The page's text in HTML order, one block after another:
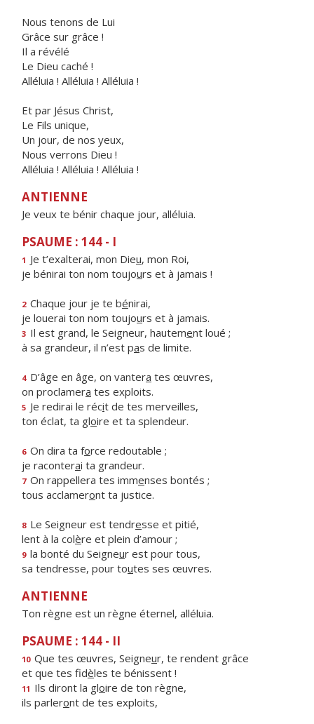
Nous tenons de Lui
Grâce sur grâce !
Il a révélé
Le Dieu caché !
Alléluia ! Alléluia ! Alléluia !
Et par Jésus Christ,
Le Fils unique,
Un jour, de nos yeux,
Nous verrons Dieu !
Alléluia ! Alléluia ! Alléluia !
ANTIENNE
Je veux te bénir chaque jour, alléluia.
PSAUME : 144 - I
1 Je t’exalterai, mon Dieu, mon Roi,
je bénirai ton nom toujours et à jamais !
2 Chaque jour je te bénirai,
je louerai ton nom toujours et à jamais.
3 Il est grand, le Seigneur, hautement loué ;
à sa grandeur, il n’est pas de limite.
4 D’âge en âge, on vantera tes œuvres,
on proclamera tes exploits.
5 Je redirai le récit de tes merveilles,
ton éclat, ta gloire et ta splendeur.
6 On dira ta force redoutable ;
je raconterai ta grandeur.
7 On rappellera tes immenses bontés ;
tous acclameront ta justice.
8 Le Seigneur est tendresse et pitié,
lent à la colère et plein d’amour ;
9 la bonté du Seigneur est pour tous,
sa tendresse, pour toutes ses œuvres.
ANTIENNE
Ton règne est un règne éternel, alléluia.
PSAUME : 144 - II
10 Que tes œuvres, Seigneur, te rendent grâce
et que tes fidèles te bénissent !
11 Ils diront la gloire de ton règne,
ils parleront de tes exploits,